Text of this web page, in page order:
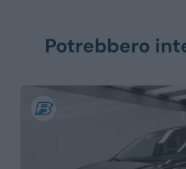
Potrebbero